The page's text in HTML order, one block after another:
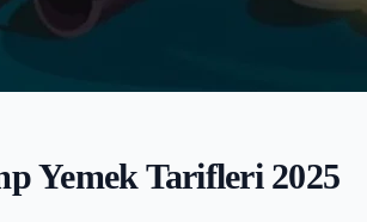
Yemek Tarifleri 2025